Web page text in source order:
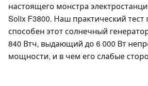
настоящего монстра
Solix F3800. Наш практический тест
способен этот солнечный
840 Втч, выдающий до 6 000 Вт
мощности, и в чем его слабые